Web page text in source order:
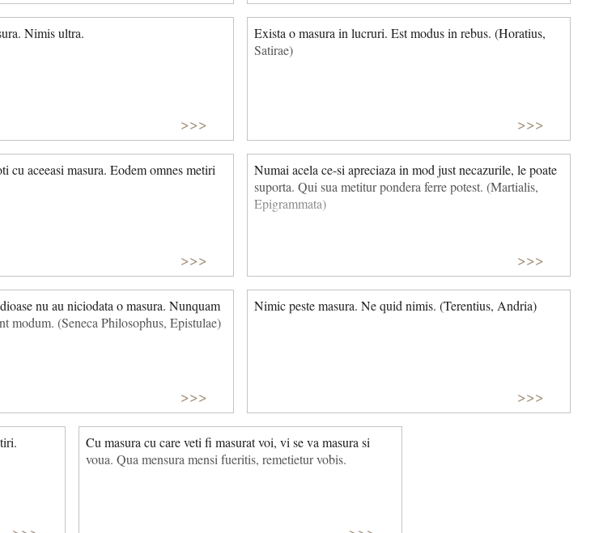
Nimis ultra.
>>>
Exista o masura in lucruri. Est modus in rebus. (Horatius,
Satirae)
>>>
cu aceeasi masura. Eodem omnes metiri
>>>
Numai acela ce-si apreciaza in mod just necazurile, le poate
suporta. Qui sua metitur pondera ferre potest. (Martialis,
Epigrammata)
>>>
nu au niciodata o masura. Nunquam
modum. (Seneca Philosophus, Epistulae)
>>>
Nimic peste masura. Ne quid nimis. (Terentius, Andria)
>>>
Cu masura cu care veti fi masurat voi, vi se va masura si
voua. Qua mensura mensi fueritis, remetietur vobis.